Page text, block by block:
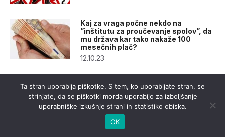
Kaj za vraga počne nekdo na
”inštitutu za proučevanje spolov”, da
mu država kar tako nakaže 100
mesečnih plač?
12.10.23
Ta stran uporablja piškotke. S tem, ko uporabljate stran, se
strinjate, da se piškotki morda uporabijo za izboljšanje
uporabniške izkušnje strani in statistiko obiska.
OK